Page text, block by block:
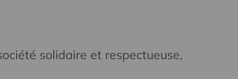
solidaire et respectueuse,